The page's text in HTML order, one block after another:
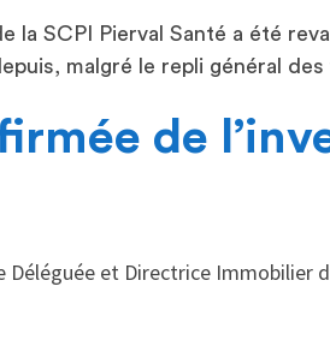
la SCPI Pierval Santé a été
malgré le repli général
de
Déléguée et Directrice Immobilier